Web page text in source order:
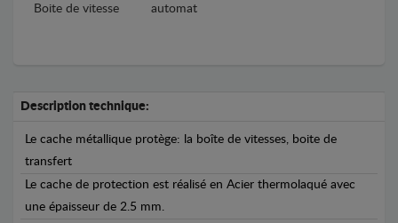
Boite de vitesse automat
Description technique:
Le cache métallique protège: la boîte de vitesses, boite de
transfert
Le cache de protection est réalisé en Acier thermolaqué avec
une épaisseur de 2.5 mm.